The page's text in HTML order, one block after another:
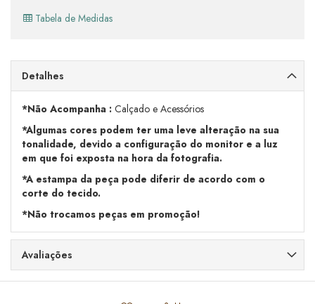
Tabela de Medidas
Detalhes
*Não Acompanha : Calçado e Acessórios
*Algumas cores podem ter uma leve alteração na sua
tonalidade, devido a configuração do monitor e a luz
em que foi exposta na hora da fotografia.
*A estampa da peça pode diferir de acordo com o
corte do tecido.
*Não trocamos peças em promoção!
Avaliações